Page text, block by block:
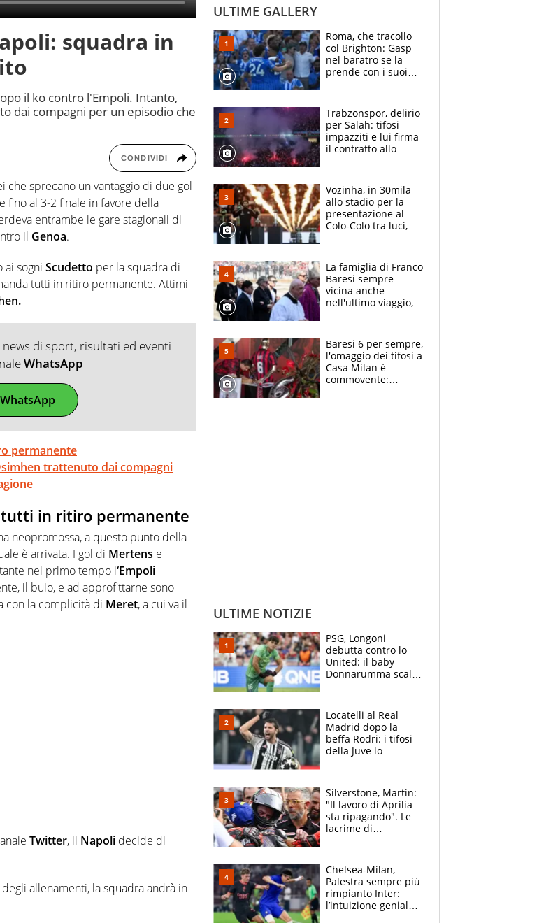
squadra in
il ko contro l'Empoli. Intanto,
dai compagni per un episodio che
CONDIVIDI
che sprecano un vantaggio di due gol
fino al 3-2 finale in favore della
entrambe le gare stagionali di
il Genoa.
ai sogni Scudetto per la squadra di
tutti in ritiro permanente. Attimi
di sport, risultati ed eventi
WhatsApp
permanente
trattenuto dai compagni
tutti in ritiro permanente
neopromossa, a questo punto della
è arrivata. I gol di Mertens e
nel primo tempo l‘Empoli
il buio, e ad approfittarne sono
con la complicità di Meret, a cui va il
Twitter, il Napoli decide di
allenamenti, la squadra andrà in
ULTIME GALLERY
Roma, che tracollo
col Brighton: Gasp
nel baratro se la
prende con i suoi
Trabzonspor, delirio
per Salah: tifosi
impazziti e lui firma
il contratto allo
Vozinha, in 30mila
allo stadio per la
presentazione al
Colo-Colo tra luci,
La famiglia di Franco
Baresi sempre
vicina anche
nell'ultimo viaggio,
circondati
dall'affetto dei tifosi
Baresi 6 per sempre,
l'omaggio dei tifosi a
Casa Milan è
commovente:
ULTIME NOTIZIE
PSG, Longoni
debutta contro lo
United: il baby
Donnarumma scalza
Locatelli al Real
Madrid dopo la
beffa Rodri: i tifosi
della Juve lo
Silverstone, Martin:
"Il lavoro di Aprilia
sta ripagando". Le
lacrime di
la gara domani"
Chelsea-Milan,
Palestra sempre più
rimpianto Inter:
l’intuizione geniale